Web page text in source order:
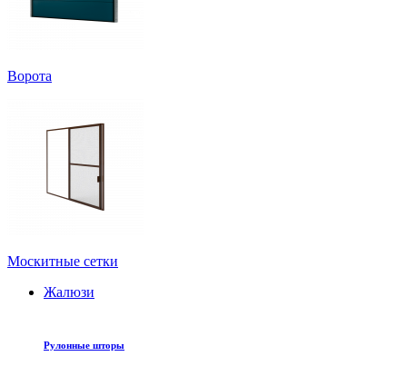
Ворота
Москитные сетки
Жалюзи
Рулонные шторы